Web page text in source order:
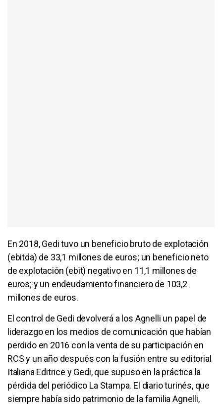
En 2018, Gedi tuvo un beneficio bruto de explotación
(ebitda) de 33,1 millones de euros; un beneficio neto
de explotación (ebit) negativo en 11,1 millones de
euros; y un endeudamiento financiero de 103,2
millones de euros.
El control de Gedi devolverá a los Agnelli un papel de
liderazgo en los medios de comunicación que habían
perdido en 2016 con la venta de su participación en
RCS y un año después con la fusión entre su editorial
Italiana Editrice y Gedi, que supuso en la práctica la
pérdida del periódico La Stampa. El diario turinés, que
siempre había sido patrimonio de la familia Agnelli,